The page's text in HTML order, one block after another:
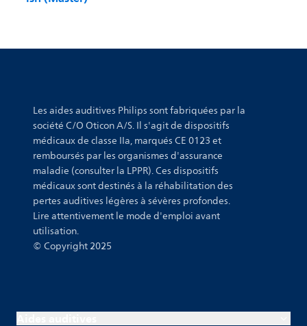
Les aides auditives Philips sont fabriquées par la
société C/O Oticon A/S. Il s'agit de dispositifs
médicaux de classe IIa, marqués CE 0123 et
remboursés par les organismes d'assurance
maladie (consulter la LPPR). Ces dispositifs
médicaux sont destinés à la réhabilitation des
pertes auditives légères à sévères profondes.
Lire attentivement le mode d'emploi avant
utilisation.
© Copyright 2025